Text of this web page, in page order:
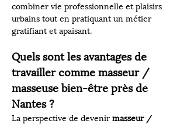
combiner vie professionnelle et plaisirs
urbains tout en pratiquant un métier
gratifiant et apaisant.
Quels sont les avantages de
travailler comme masseur /
masseuse bien-être près de
Nantes ?
La perspective de devenir masseur /